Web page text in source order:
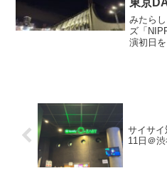
東京
立代
みたら
ズ「
演初日
サイサイ
11日＠